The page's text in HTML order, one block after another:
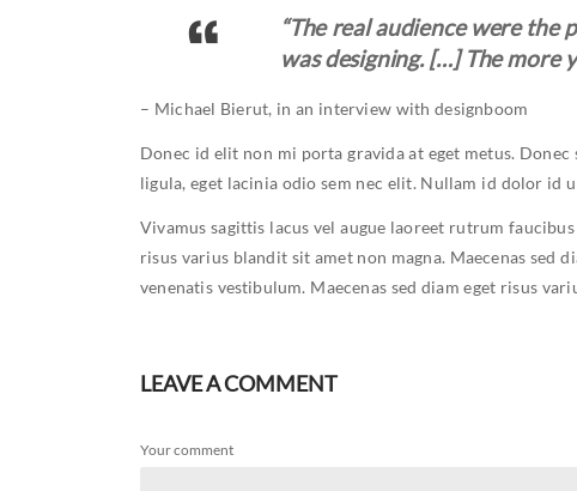
“The real audience were
was designing. […] The more
– Michael Bierut, in an interview with designboom
Donec id elit non mi porta gravida at eget metus.
ligula, eget lacinia odio sem nec elit. Nullam id dolor id
Vivamus sagittis lacus vel augue laoreet rutrum
risus varius blandit sit amet non magna. Maecenas sed
venenatis vestibulum. Maecenas sed diam eget risus
LEAVE A COMMENT
Your comment